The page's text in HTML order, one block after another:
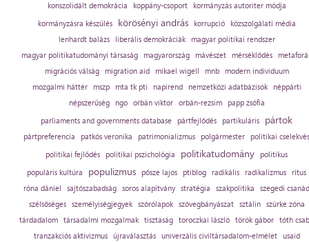
konszolidált demokrácia
koppány-csoport
kormányzás autoriter módja
kormányzásra készülés
körösényi andrás korrupció
közszolgálati média
lenhardt balázs
liberális demokráciák
magyar politikai rendszer
magyar politikatudományi társaság
magyarország mávészet mérséklődés
migrációs válság
migration aid mikael wigell mnb
modern individuum
mozgalmi háttér
mszp mta tk pti napirend nemzetközi adatbázisok
néppárti
népszerűség
ngo orbán viktor orbán-rezsim
papp zsófia
parliaments and governments database
pártfejlődés partikuláris pártok
pártpreferencia patkós veronika patrimonializmus polgármester
politikai
politikai fejlődés
politikai pszichológia politikatudomány
politikus
populáris kultúra
populizmus pősze lajos ptiblog radikális radikalizmus
rítus
róna dániel
sajtószabadság soros alapítvány stratégia szakpolitika
szegedi
szélsőséges
személyiségjegyek szórólapok szövegbányászat sztálin
szürke zóna
tárdadalom társadalmi mozgalmak tisztaság toroczkai lászló török gábor tóth
tranzakciós aktivizmus
újraválasztás univerzális civiltársadalom-elmélet
usaid